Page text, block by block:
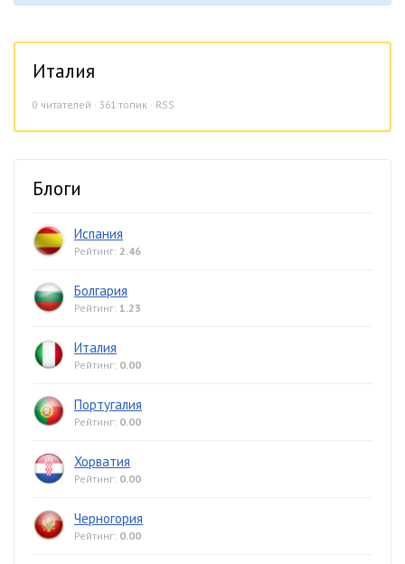
Италия
0 читателей · 361 топик · RSS
Блоги
Испания
Рейтинг: 2.46
Болгария
Рейтинг: 1.23
Италия
Рейтинг: 0.00
Португалия
Рейтинг: 0.00
Хорватия
Рейтинг: 0.00
Черногория
Рейтинг: 0.00